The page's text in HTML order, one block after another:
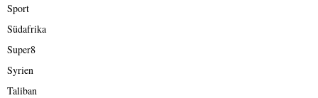
Sport
Südafrika
Super8
Syrien
Taliban